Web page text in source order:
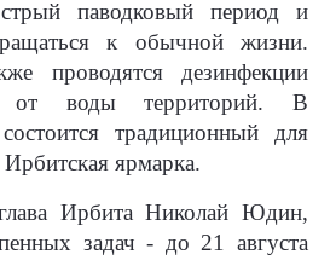
паводковый период и
к обычной жизни.
проводятся дезинфекции
от воды территорий. В
традиционный для
ярмарка.
Ирбита Николай Юдин,
задач - до 21 августа